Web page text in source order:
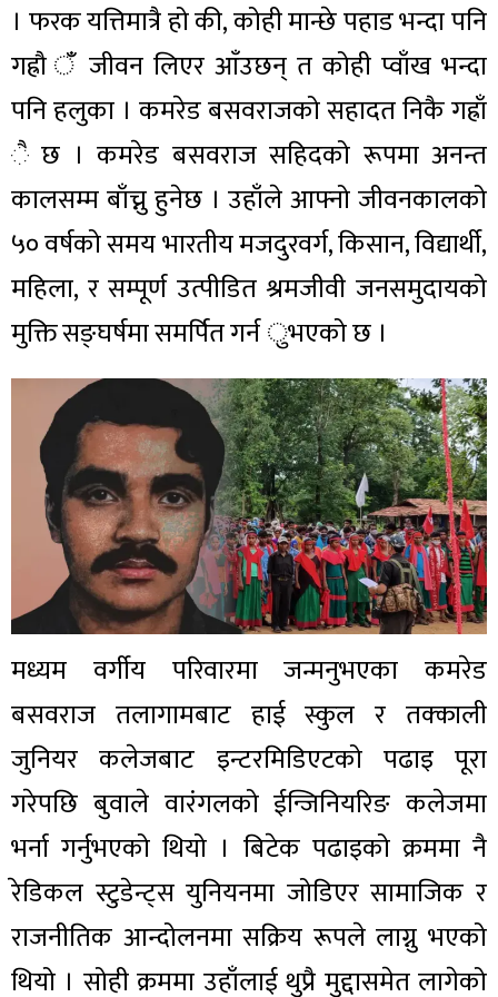
। फरक यत्तिमात्रै हो की, कोही मान्छे पहाड भन्दा पनि
गह्रौ ँ जीवन लिएर आँउछन् त कोही प्वाँख भन्दा
पनि हलुका । कमरेड बसवराजको सहादत निकै गह्राँ
ै छ । कमरेड बसवराज सहिदको रूपमा अनन्त
कालसम्म बाँच्नु हुनेछ । उहाँले आफ्नो जीवनकालको
५० वर्षको समय भारतीय मजदुरवर्ग, किसान, विद्यार्थी,
महिला, र सम्पूर्ण उत्पीडित श्रमजीवी जनसमुदायको
मुक्ति सङ्घर्षमा समर्पित गर्न ुभएको छ ।
मध्यम वर्गीय परिवारमा जन्मनुभएका कमरेड
बसवराज तलागामबाट हाई स्कुल र तक्काली
जुनियर कलेजबाट इन्टरमिडिएटको पढाइ पूरा
गरेपछि बुवाले वारंगलको ईन्जिनियरिङ कलेजमा
भर्ना गर्नुभएको थियो । बिटेक पढाइको क्रममा नै
रेडिकल स्टुडेन्ट्स युनियनमा जोडिएर सामाजिक र
राजनीतिक आन्दोलनमा सक्रिय रूपले लाग्नु भएको
थियो । सोही क्रममा उहाँलाई थुप्रै मुद्दासमेत लागेको